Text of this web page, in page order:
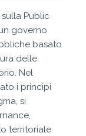
Public
governo
basato
delle
Nel
i principi
si
territoriale